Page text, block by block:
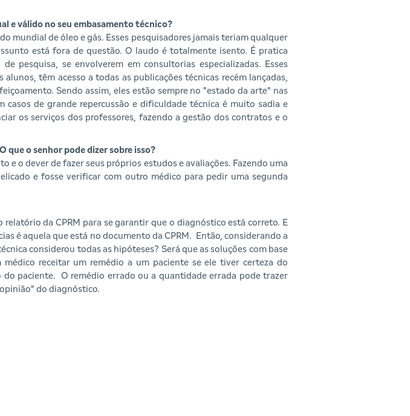
e válido no seu embasamento técnico?
mundial de óleo e gás. Esses pesquisadores jamais teriam qualquer
está fora de questão. O laudo é totalmente isento. É pratica
pesquisa, se envolverem em consultorias especializadas. Esses
têm acesso a todas as publicações técnicas recém lançadas,
Sendo assim, eles estão sempre no "estado da arte" nas
casos de grande repercussão e dificuldade técnica é muito sadia e
os serviços dos professores, fazendo a gestão dos contratos e o
que o senhor pode dizer sobre isso?
e o dever de fazer seus próprios estudos e avaliações. Fazendo uma
e fosse verificar com outro médico para pedir uma segunda
da CPRM para se garantir que o diagnóstico está correto. E
é aquela que está no documento da CPRM. Então, considerando a
considerou todas as hipóteses? Será que as soluções com base
receitar um remédio a um paciente se ele tiver certeza do
paciente. O remédio errado ou a quantidade errada pode trazer
do diagnóstico.